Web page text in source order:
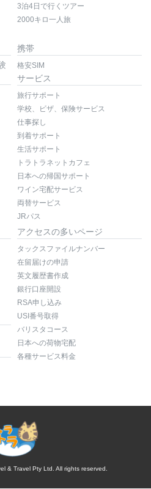
3泊4日で行くツアー
2000キロ一人旅
携帯
格安SIM
サービス
旅行サポート
学校、ビザ、保険サービス
仕事探し
到着サポート
生活サポート
トラトラネットカフェ
日本への帰国サポート
ワイン宅配サービス
両替サービス
JRパス
アクセスの多いページ
タックスファイルナンバー
在留届けの申請
英文履歴書作成
銀行口座開設
RSA申し込み
USI番号取得
バリスタコース
日本への荷物宅配
各種サービス料金
& Travel Pty Ltd. All rights reserved.